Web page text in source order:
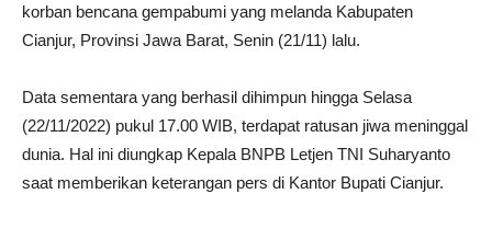
korban bencana gempabumi yang melanda Kabupaten
Cianjur, Provinsi Jawa Barat, Senin (21/11) lalu.
Data sementara yang berhasil dihimpun hingga Selasa
(22/11/2022) pukul 17.00 WIB, terdapat ratusan jiwa meninggal
dunia. Hal ini diungkap Kepala BNPB Letjen TNI Suharyanto
saat memberikan keterangan pers di Kantor Bupati Cianjur.